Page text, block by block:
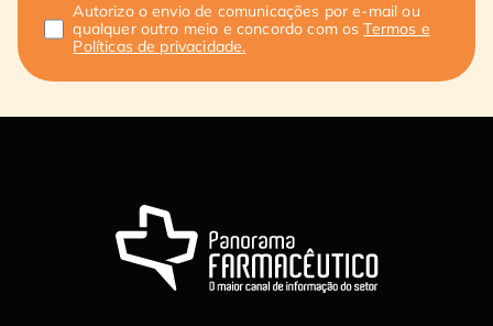
Autorizo o envio de comunicações por e-mail ou
qualquer outro meio e concordo com osTermos e
Políticas de privacidade.